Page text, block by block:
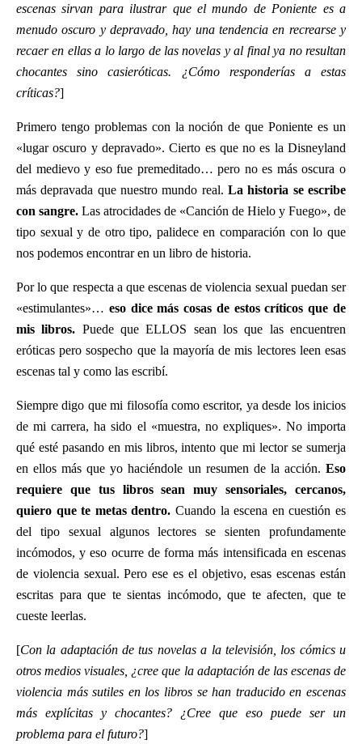
escenas sirvan para ilustrar que el mundo de Poniente es a
menudo oscuro y depravado, hay una tendencia en recrearse y
recaer en ellas a lo largo de las novelas y al final ya no resultan
chocantes sino casieróticas. ¿Cómo responderías a estas
críticas?]
Primero tengo problemas con la noción de que Poniente es un
«lugar oscuro y depravado». Cierto es que no es la Disneyland
del medievo y eso fue premeditado… pero no es más oscura o
más depravada que nuestro mundo real. La historia se escribe
con sangre. Las atrocidades de «Canción de Hielo y Fuego», de
tipo sexual y de otro tipo, palidece en comparación con lo que
nos podemos encontrar en un libro de historia.
Por lo que respecta a que escenas de violencia sexual puedan ser
«estimulantes»… eso dice más cosas de estos críticos que de
mis libros. Puede que ELLOS sean los que las encuentren
eróticas pero sospecho que la mayoría de mis lectores leen esas
escenas tal y como las escribí.
Siempre digo que mi filosofía como escritor, ya desde los inicios
de mi carrera, ha sido el «muestra, no expliques». No importa
qué esté pasando en mis libros, intento que mi lector se sumerja
en ellos más que yo haciéndole un resumen de la acción. Eso
requiere que tus libros sean muy sensoriales, cercanos,
quiero que te metas dentro. Cuando la escena en cuestión es
del tipo sexual algunos lectores se sienten profundamente
incómodos, y eso ocurre de forma más intensificada en escenas
de violencia sexual. Pero ese es el objetivo, esas escenas están
escritas para que te sientas incómodo, que te afecten, que te
cueste leerlas.
[Con la adaptación de tus novelas a la televisión, los cómics u
otros medios visuales, ¿cree que la adaptación de las escenas de
violencia más sutiles en los libros se han traducido en escenas
más explícitas y chocantes? ¿Cree que eso puede ser un
problema para el futuro?]